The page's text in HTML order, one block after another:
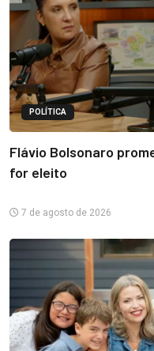
POLÍTICA
Flávio Bolsonaro
for eleito
7 de agosto de 2026